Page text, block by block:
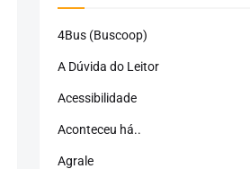
4Bus (Buscoop)
A Dúvida do Leitor
Acessibilidade
Aconteceu há..
Agrale